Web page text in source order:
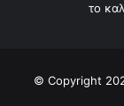
το
© Copyright